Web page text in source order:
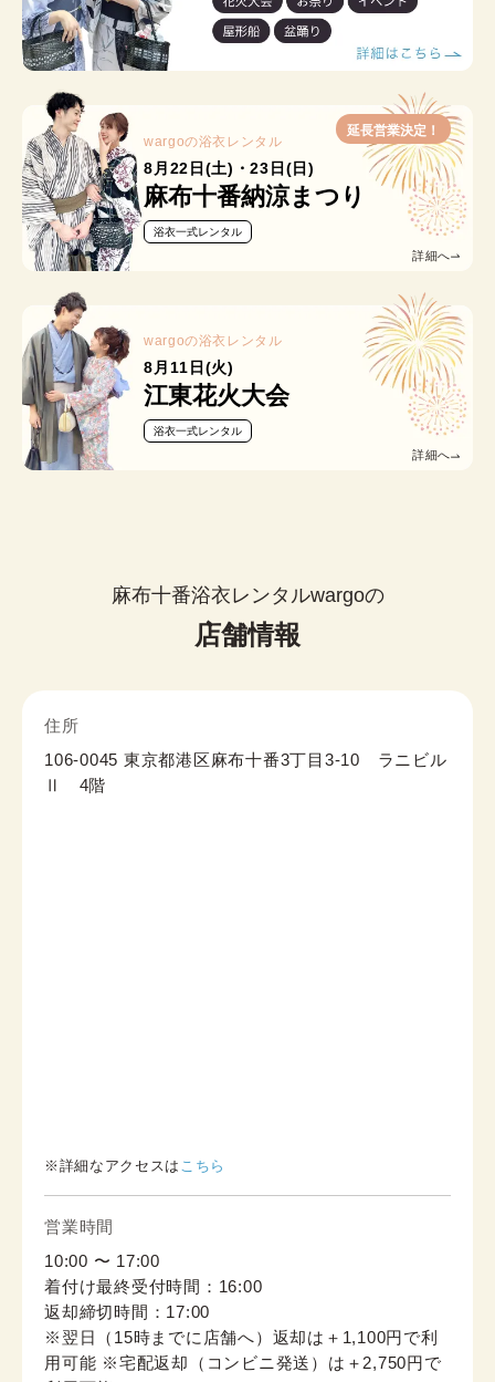
延長営業決定！
wargoの浴衣レンタル
8月22日(土)・23日(日)
麻布十番納涼まつり
浴衣一式レンタル
詳細へ
wargoの浴衣レンタル
8月11日(火)
江東花火大会
浴衣一式レンタル
詳細へ
麻布十番浴衣レンタルwargoの
店舗情報
住所
106-0045 東京都港区麻布十番3丁目3-10 ラニビル
Ⅱ 4階
※詳細なアクセスは こちら
営業時間
10:00 〜 17:00
着付け最終受付時間：16:00
返却締切時間：17:00
※翌日（15時までに店舗へ）返却は＋1,100円で利
用可能 ※宅配返却（コンビニ発送）は＋2,750円で